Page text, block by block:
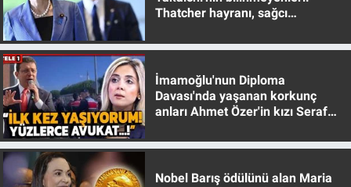
Thatcher hayranı, sağcı
İmamoğlu'nun Diploma
Davası'nda yaşanan korkunç
anları Ahmet Özer'in kızı Seraf
Nobel Barış ödülünü alan Maria
İlan
Kimdir
Koronavirüs
Kültür Sanat
Ne demişti